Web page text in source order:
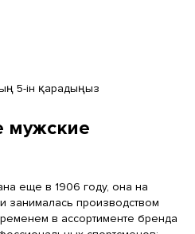
5-ін қарадыңыз
мужские
еще в 1906 году, она на
занималась производством
в ассортименте бренда